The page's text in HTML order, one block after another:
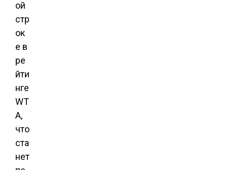
ой
стр
ок
е в
ре
йти
нге
WT
A,
что
ста
нет